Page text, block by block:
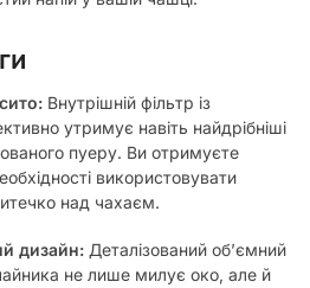
Внутрішній фільтр із
утримує навіть найдрібніші
пуеру. Ви отримуєте
використовувати
над чахаєм.
дизайн: Деталізований об’ємний
не лише милує око, але й